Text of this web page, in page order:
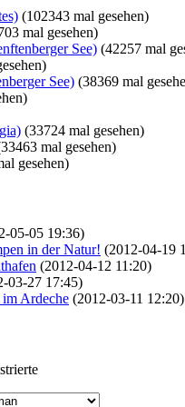
(102343 mal gesehen)
mal gesehen)
See) (42257 mal
See) (38369 mal
(33724 mal gesehen)
mal gesehen)
gesehen)
05-05 19:36)
in der Natur! (2012-04-19
(2012-04-12 11:20)
03-27 17:45)
im Ardeche (2012-03-11 12:20)